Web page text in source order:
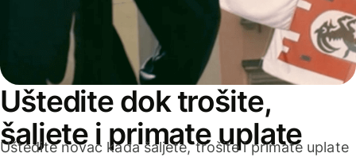
Uštedite dok trošite,
šaljete i primate uplate
Uštedite novac kada šaljete, trošite i primate uplate